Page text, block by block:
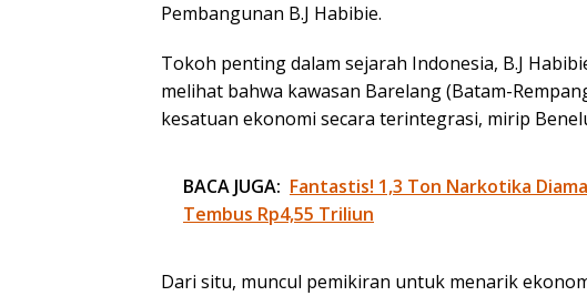
Pembangunan B.J Habibie.
Tokoh penting dalam sejarah Indonesia, B.J
melihat bahwa kawasan Barelang (Batam-
kesatuan ekonomi secara terintegrasi, mirip
BACA JUGA: Fantastis! 1,3 Ton Narkotika
Tembus Rp4,55 Triliun
Dari situ, muncul pemikiran untuk menarik